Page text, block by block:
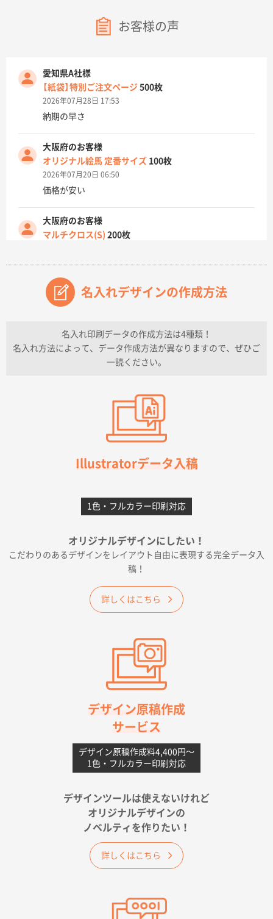
お客様の声
愛知県A社様
【紙袋】特別ご注文ページ 500枚
2026年07月28日 17:53
納期の早さ
大阪府のお客様
オリジナル絵馬 定番サイズ 100枚
2026年07月20日 06:50
価格が安い
大阪府のお客様
マルチクロス(S) 200枚
原稿データ流用が可能で価格が妥当なこと
兵庫県のお客様
チケットホルダー ダブルポケット
上記のとおりです。
柳さんの対応が素晴らしかった。
フレキソレジ袋 Uバッグ 35号
5000枚
2026年06月28日 15:14
千葉県A社様
2026年06月19日 09:41
価格 大丈夫そうな会社に見えた
大阪府のお客様
A4フルカラークリアファイル1000枚
【ポリ】特別ご注文ページ1000枚
2026年06月08日 17:38
対応の速さ、丁寧さ、提案など
不織布フラットバッグ（A4縦サイズ）1000枚
2026年05月25日 15:10
が決め手です
佐賀県A社様
2026年05月23日 16:24
希望の商品（今回発注分）が一番安かったため
ワンポイント箔押し紙袋 M横サイズ(A4対応)
名入れデザインの作成方法
名入れ印刷データの作成方法は4種類！
名入れ方法によって、データ作成方法が異なりますので、ぜひご
一読ください。
Illustratorデータ入稿
1色・フルカラー印刷対応
オリジナルデザインにしたい！
こだわりのあるデザインをレイアウト自由に表現する完全データ入
稿！
詳しくはこちら
デザイン原稿作成
サービス
デザイン原稿作成料4,400円〜
1色・フルカラー印刷対応
デザインツールは使えないけれど
オリジナルデザインの
ノベルティを作りたい！
詳しくはこちら